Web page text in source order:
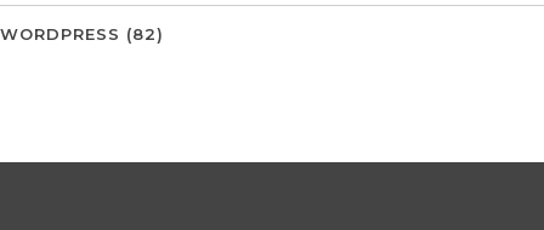
WORDPRESS (82)